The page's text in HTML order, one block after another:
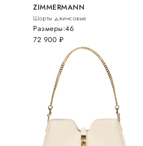
ZIMMERMANN
Шорты джинсовые
72 900 руб.
Размеры:46